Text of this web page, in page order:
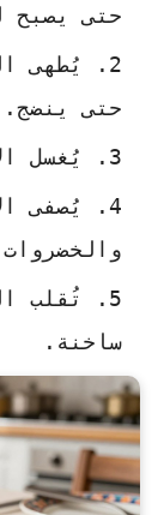
حتى يصبح
يُطهى
حتى ينضج.
يُغسل
يُصفى
تُقلب
ساخنة.